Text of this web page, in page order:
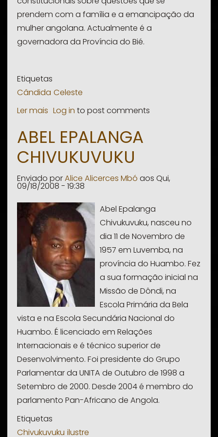
prendem com a família e a emancipação da
mulher angolana. Actualmente é a
governadora da Província do Bié.
Etiquetas
Cândida Celeste
Ler mais sobre
Celeste
Log in to post comments
ABEL EPALANGA
CHIVUKUVUKU
Enviado porAlice Alicerces Mbó aos Qui,
09/18/2008 - 19:38
Abel Epalanga
Chivukuvuku, nasceu no
dia 11 de Novembro de
1957 em Luvemba, na
província do Huambo. Fez
a sua formação inicial na
Missão de Dôndi, na
Escola Primária da Bela
vista e na Escola Secundária Nacional do
Huambo. É licenciado em Relações
Internacionais e é técnico superior de
Desenvolvimento. Foi presidente do Grupo
Parlamentar da UNITA de Outubro de 1998 a
Setembro de 2000. Desde 2004 é membro do
parlamento Pan-Africano de Angola.
Etiquetas
Chivukuvuku ilustre